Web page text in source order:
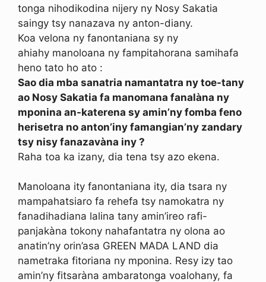
tonga nihodikodina nijery ny Nosy Sakatia
saingy tsy nanazava ny anton-diany.
Koa velona ny fanontaniana sy ny
ahiahy manoloana ny fampitahorana samihafa
heno tato ho ato :
Sao dia mba sanatria namantatra ny toe-tany
ao Nosy Sakatia fa manomana fanalàna ny
mponina an-katerena sy amin’ny fomba feno
herisetra no anton’iny famangian’ny zandary
tsy nisy fanazavàna iny ?
Raha toa ka izany, dia tena tsy azo ekena.
Manoloana ity fanontaniana ity, dia tsara ny
mampahatsiaro fa rehefa tsy namokatra ny
fanadihadiana lalina tany amin’ireo rafi-
panjakàna tokony nahafantatra ny olona ao
anatin’ny orin’asa GREEN MADA LAND dia
nametraka fitoriana ny mponina. Resy izy tao
amin’ny fitsaràna ambaratonga voalohany, fa